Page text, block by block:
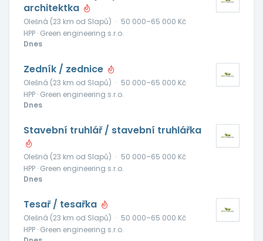
architektka
Olešná (23 km od Slapů) · 50 000–65 000 Kč
HPP · Green engineering s.r.o.
Dnes
Zedník / zednice
Olešná (23 km od Slapů) · 50 000–65 000 Kč
HPP · Green engineering s.r.o.
Dnes
Stavební truhlář / stavební truhlářka
Olešná (23 km od Slapů) · 50 000–65 000 Kč
HPP · Green engineering s.r.o.
Dnes
Tesař / tesařka
Olešná (23 km od Slapů) · 50 000–65 000 Kč
HPP · Green engineering s.r.o.